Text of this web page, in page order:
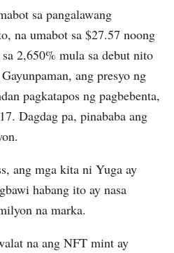
sa pangalawang
na umabot sa $27.57 noong
2,650% mula sa debut nito
ang presyo ng
pagkatapos ng pagbebenta,
Dagdag pa, pinababa ang
ang mga kita ni Yuga ay
habang ito ay nasa
na marka.
na ang NFT mint ay